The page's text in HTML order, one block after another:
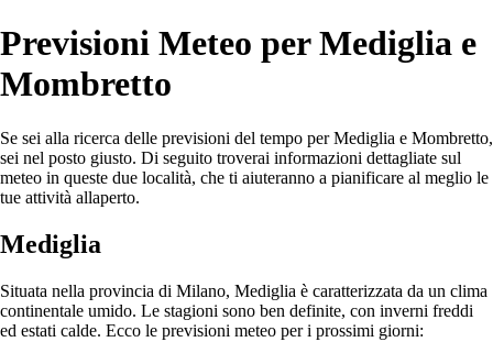
Previsioni Meteo per Mediglia e
Mombretto
Se sei alla ricerca delle previsioni del tempo per Mediglia e Mombretto,
sei nel posto giusto. Di seguito troverai informazioni dettagliate sul
meteo in queste due località, che ti aiuteranno a pianificare al meglio le
tue attività allaperto.
Mediglia
Situata nella provincia di Milano, Mediglia è caratterizzata da un clima
continentale umido. Le stagioni sono ben definite, con inverni freddi
ed estati calde. Ecco le previsioni meteo per i prossimi giorni: